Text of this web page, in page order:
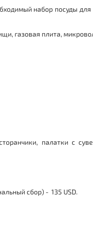
набор посуды для
газовая плита,
палатки с
сбор) - 135 USD.